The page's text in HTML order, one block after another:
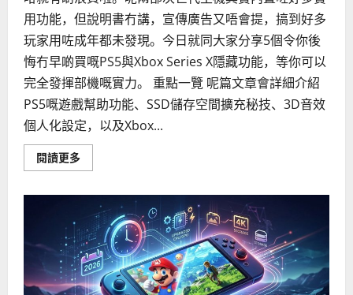
學
用功能，但說明書冇講，宣傳廣告又唔會提，搞到好多
玩家用咗成年都未發現。今日就同大家分享5個令你後
悔冇早啲買嘅PS5與Xbox Series X隱藏功能，等你可以
完全發揮部機嘅實力。 重點一覽 呢篇文章會詳細介紹
PS5嘅遊戲幫助功能、SSD儲存空間擴充秘技、3D音效
個人化設定，以及Xbox...
閱讀更多Read
more
後
悔
冇
早
啲
買